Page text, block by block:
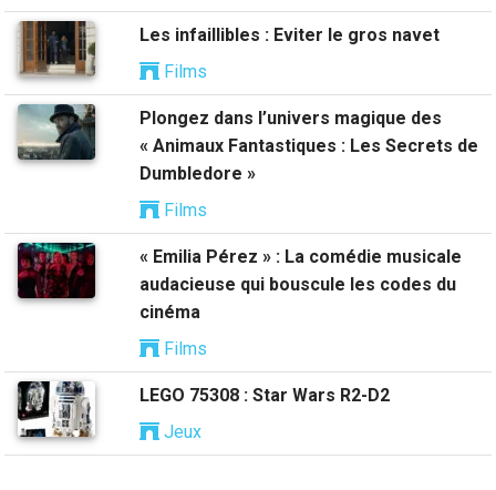
Les infaillibles : Eviter le gros navet
Films
Plongez dans l’univers magique des
« Animaux Fantastiques : Les Secrets de
Dumbledore »
Films
« Emilia Pérez » : La comédie musicale
audacieuse qui bouscule les codes du
cinéma
Films
LEGO 75308 : Star Wars R2-D2
Jeux